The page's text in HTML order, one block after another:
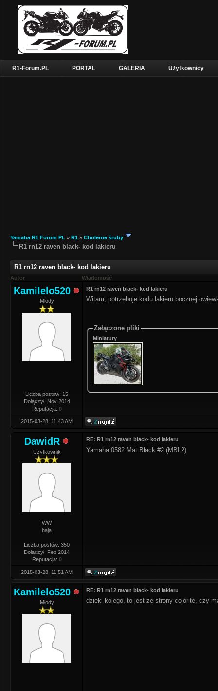
R1-Forum.PL PORTAL GALERIA Użytkownicy
Yamaha R1 Forum PL » R1 » Cholerne śruby
R1 rn12 raven black- kod lakieru
R1 rn12 raven black- kod lakieru
Autor Wiadomość
Kamilelo520
Młody
Liczba postów: 15
Dołączył: Nov 2014
Reputacja: 0
R1 rn12 raven black- kod lakieru
Witam, potrzebuje kodu lakieru bocznej
Załączone pliki
Miniatury
2015-03-28, 11:43 AM
DawidR
Użytkownik
WW
haja
Liczba postów: 350
Dołączył: Feb 2014
Reputacja: 0
RE: R1 rn12 raven black- kod lakieru
Yamaha 0582 Mat Black #2 (MBL2)
2015-03-28, 11:51 AM
Kamilelo520
Młody
RE: R1 rn12 raven black- kod lakieru
dzięki kolego, to jest ze strony colorite, czy